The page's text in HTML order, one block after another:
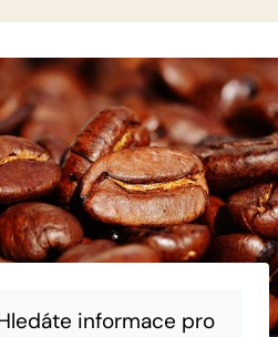
informace pro